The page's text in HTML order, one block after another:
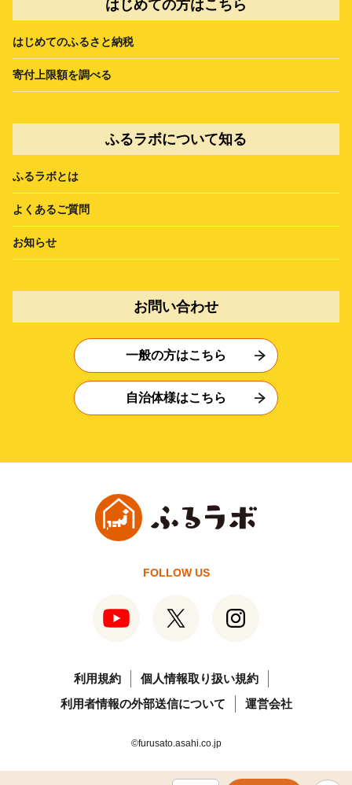
はじめての方はこちら
はじめてのふるさと納税
寄付上限額を調べる
ふるラボについて知る
ふるラボとは
よくあるご質問
お知らせ
お問い合わせ
一般の方はこちら
自治体様はこちら
FOLLOW US
利用規約
個人情報取り扱い規約
利用者情報の外部送信について
運営会社
©furusato.asahi.co.jp